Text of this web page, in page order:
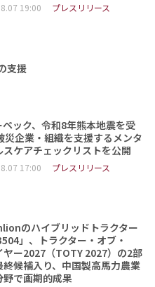
19:00 プレスリリース
支援
ペック、令和8年熊本地震を受
災企業・組織を支援するメンタ
スケアチェックリストを公開
17:00 プレスリリース
のハイブリッドトラクター
」、トラクター・オブ・
ヤー2027（TOTY 2027）の2部
終候補入り、中国製高馬力農業
野で画期的成果